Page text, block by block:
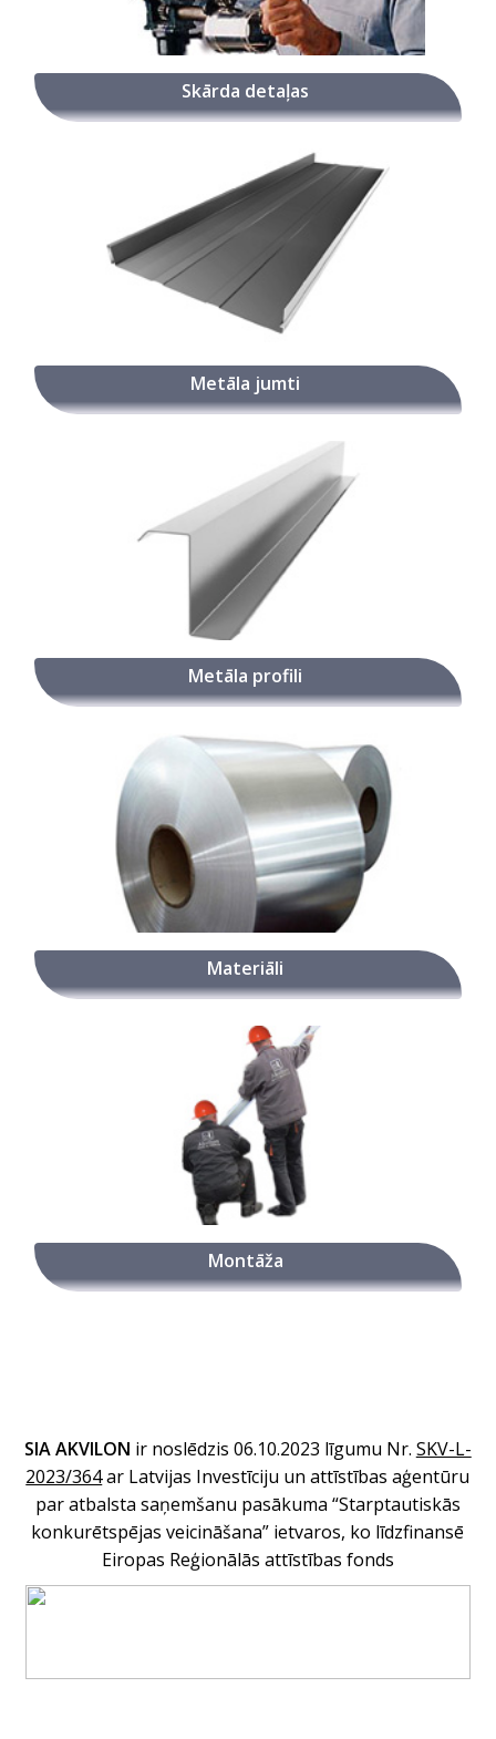
Skārda detaļas
Metāla jumti
Metāla profili
Materiāli
Montāža
SIA AKVILON ir noslēdzis 06.10.2023 līgumu Nr. SKV-L-
2023/364ar Latvijas Investīciju un attīstības aģentūru
par atbalsta saņemšanu pasākuma “Starptautiskās
konkurētspējas veicināšana” ietvaros, ko līdzfinansē
Eiropas Reģionālās attīstības fonds